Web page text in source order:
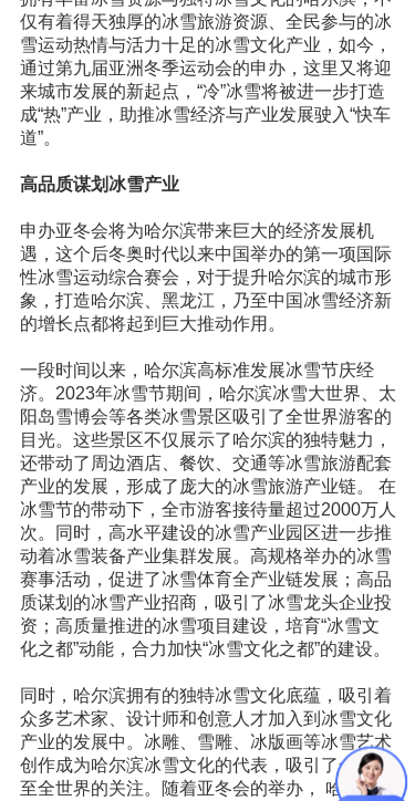
仅有着得天独厚的冰雪旅游资源、全民参与的冰
雪运动热情与活力十足的冰雪文化产业，如今，
通过第九届亚洲冬季运动会的申办，这里又将迎
来城市发展的新起点，“冷”冰雪将被进一步打造
成“热”产业，助推冰雪经济与产业发展驶入“快车
道”。
高品质谋划冰雪产业
申办亚冬会将为哈尔滨带来巨大的经济发展机
遇，这个后冬奥时代以来中国举办的第一项国际
性冰雪运动综合赛会，对于提升哈尔滨的城市形
象，打造哈尔滨、黑龙江，乃至中国冰雪经济新
的增长点都将起到巨大推动作用。
一段时间以来，哈尔滨高标准发展冰雪节庆经
济。2023年冰雪节期间，哈尔滨冰雪大世界、太
阳岛雪博会等各类冰雪景区吸引了全世界游客的
目光。这些景区不仅展示了哈尔滨的独特魅力，
还带动了周边酒店、餐饮、交通等冰雪旅游配套
产业的发展，形成了庞大的冰雪旅游产业链。 在
冰雪节的带动下，全市游客接待量超过2000万人
次。同时，高水平建设的冰雪产业园区进一步推
动着冰雪装备产业集群发展。高规格举办的冰雪
赛事活动，促进了冰雪体育全产业链发展；高品
质谋划的冰雪产业招商，吸引了冰雪龙头企业投
资；高质量推进的冰雪项目建设，培育“冰雪文
化之都”动能，合力加快“冰雪文化之都”的建设。
同时，哈尔滨拥有的独特冰雪文化底蕴，吸引着
众多艺术家、设计师和创意人才加入到冰雪文化
产业的发展中。冰雕、雪雕、冰版画等冰雪艺术
创作成为哈尔滨冰雪文化的代表，吸引了全国乃
至全世界的关注。随着亚冬会的举办， 哈尔滨的